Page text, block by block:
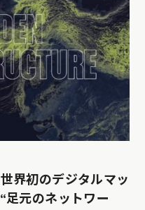
界初のデジタルマッ
足元のネットワー